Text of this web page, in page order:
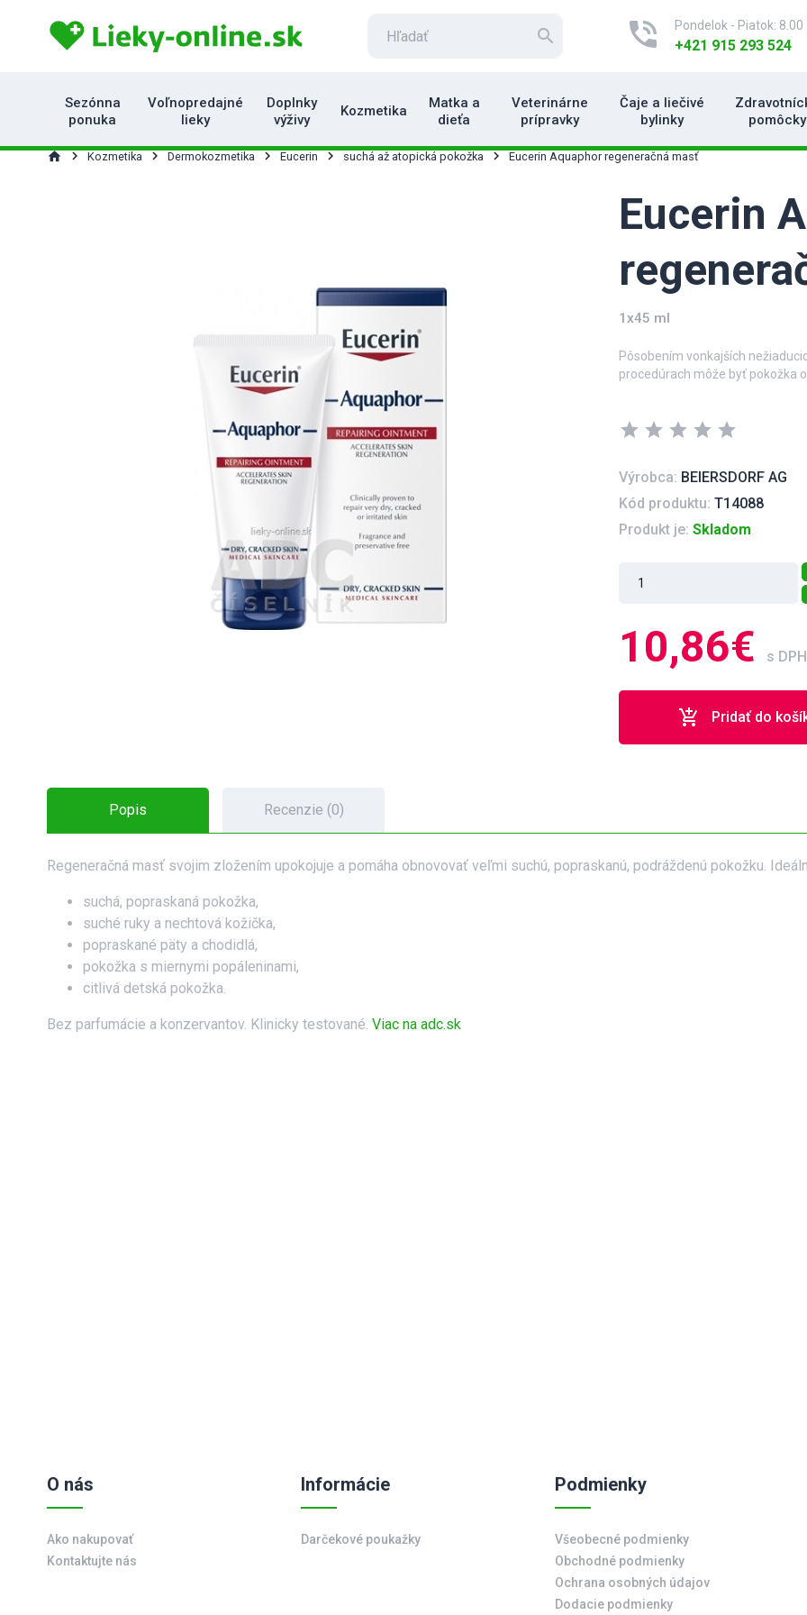
search phone_in_talk Pondelok - Piatok: 8.00
+421 915 293 524
Sezónna
ponuka
Voľnopredajné
lieky
Doplnky
výživy
Kozmetika
Matka a
dieťa
Veterinárne
prípravky
Čaje a liečivé
bylinky
pomôcky
home Kozmetika Dermokozmetika Eucerin suchá až atopická pokožka Eucerin Aquaphor regeneračná masť
Eucerin
1x45 ml
Pôsobením vonkajších
procedúrach môže byť pokožka
star star star star star
Výrobca: BEIERSDORF AG
Kód produktu: T14088
Produkt je: Skladom
10,86€ s DPH
add_shopping_cart Pridať do
Popis Recenzie (0)
Regeneračná masť svojim zložením upokojuje a pomáha obnovovať veľmi suchú, popraskanú, podráždenú pokožku.
suchá, popraskaná pokožka,
suché ruky a nechtová kožička,
popraskané päty a chodidlá,
pokožka s miernymi popáleninami,
citlivá detská pokožka.
Bez parfumácie a konzervantov. Klinicky testované. Viac na adc.sk
O nás
Ako nakupovať
Kontaktujte nás
Informácie
Darčekové poukažky
Podmienky
Všeobecné podmienky
Obchodné podmienky
Ochrana osobných údajov
Dodacie podmienky